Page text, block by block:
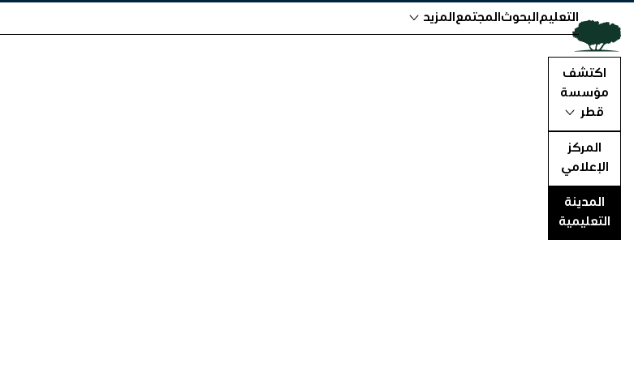
اكتشف
مؤسسة
قطر
المركز
الإعلامي
المدينة
التعليمية
التعليمالبحوثالمجتمعالمزيد